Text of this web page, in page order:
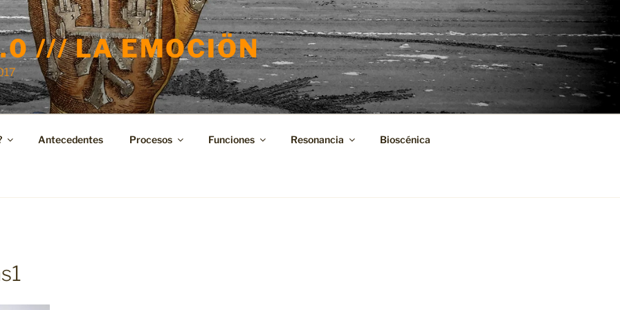
/// LA EMOCIÖN
Antecedentes Procesos Funciones Resonancia Bioscénica